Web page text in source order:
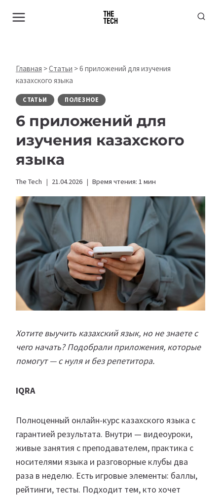
Главная >Статьи >6 приложений для изучения
казахского языка
СТАТЬИ ПОЛЕЗНОЕ
6 приложений для
изучения казахского
языка
The Tech 21.04.2026 Время чтения: 1 мин
Хотите выучить казахский язык, но не знаете с
чего начать? Подобрали приложения, которые
помогут — с нуля и без репетитора.
IQRA
Полноценный онлайн-курс казахского языка с
гарантией результата. Внутри — видеоуроки,
живые занятия с преподавателем, практика с
носителями языка и разговорные клубы два
раза в неделю. Есть игровые элементы: баллы,
рейтинги, тесты. Подходит тем, кто хочет